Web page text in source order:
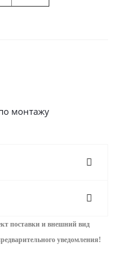
монтажу
поставки и внешний вид
уведомления!